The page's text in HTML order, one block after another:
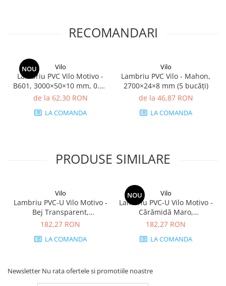
RECOMANDARI
NOU Vilo
Lambriu PVC Vilo Motivo -
B601, 3000×50×10 mm, 0.75
mp/cutie (5 bucăți)
de la 62,30 RON
LA COMANDA
Vilo
Lambriu PVC Vilo - Mahon,
2700×24×8 mm (5 bucăți)
de la 46,87 RON
LA COMANDA
PRODUSE SIMILARE
Vilo
Lambriu PVC-U Vilo Motivo -
Bej Transparent,
2650×250×8 mm, 2.65
182,27 RON
LA COMANDA
NOU Vilo
Lambriu PVC-U Vilo Motivo -
Cărămidă Maro,
2650×250×8 mm, 2.65
182,27 RON
LA COMANDA
Newsletter Nu rata ofertele si promotiile noastre